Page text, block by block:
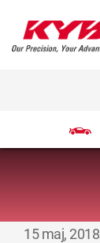
15 maj, 2018